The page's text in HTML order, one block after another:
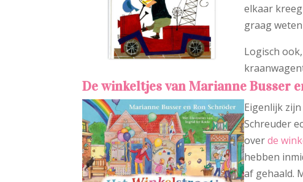
elkaar
graag
Logisch
De winkeltjes van Marianne Busser
Eigenlijk
Schreuder
overde
hebben
af gehaald.